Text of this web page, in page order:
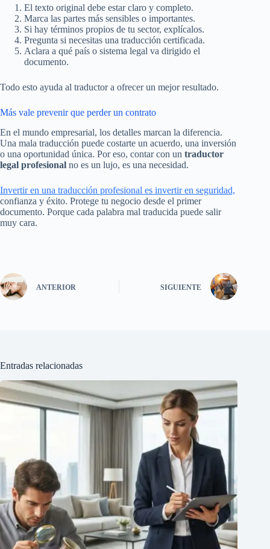
El texto original debe estar claro y completo.
Marca las partes más sensibles o importantes.
Si hay términos propios de tu sector, explícalos.
Pregunta si necesitas una traducción certificada.
Aclara a qué país o sistema legal va dirigido el
documento.
Todo esto ayuda al traductor a ofrecer un mejor resultado.
Más vale prevenir que perder un contrato
En el mundo empresarial, los detalles marcan la diferencia.
Una mala traducción puede costarte un acuerdo, una inversión
o una oportunidad única. Por eso, contar con un traductor
legal profesional no es un lujo, es una necesidad.
Invertir en una traducción profesional es invertir en seguridad,
confianza y éxito. Protege tu negocio desde el primer
documento. Porque cada palabra mal traducida puede salir
muy cara.
ANTERIOR SIGUIENTE
Entradas relacionadas